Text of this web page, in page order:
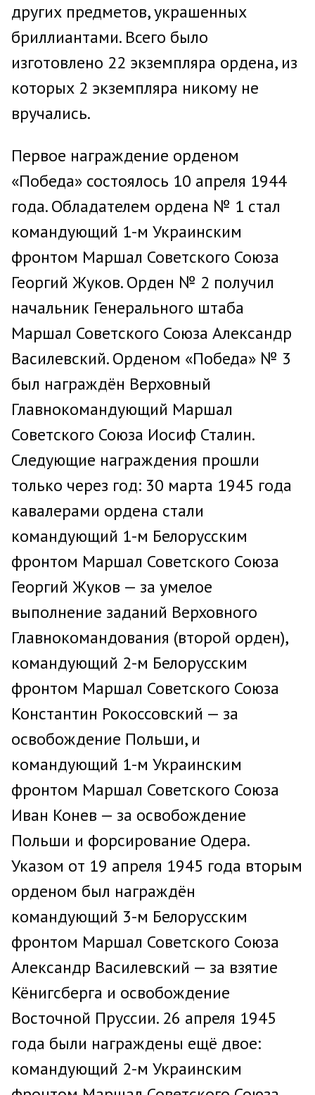
других предметов, украшенных
бриллиантами. Всего было
изготовлено 22 экземпляра ордена, из
которых 2 экземпляра никому не
вручались.
Первое награждение орденом
«Победа» состоялось 10 апреля 1944
года. Обладателем ордена № 1 стал
командующий 1-м Украинским
фронтом Маршал Советского Союза
Георгий Жуков. Орден № 2 получил
начальник Генерального штаба
Маршал Советского Союза Александр
Василевский. Орденом «Победа» № 3
был награждён Верховный
Главнокомандующий Маршал
Советского Союза Иосиф Сталин.
Следующие награждения прошли
только через год: 30 марта 1945 года
кавалерами ордена стали
командующий 1-м Белорусским
фронтом Маршал Советского Союза
Георгий Жуков — за умелое
выполнение заданий Верховного
Главнокомандования (второй орден),
командующий 2-м Белорусским
фронтом Маршал Советского Союза
Константин Рокоссовский — за
освобождение Польши, и
командующий 1-м Украинским
фронтом Маршал Советского Союза
Иван Конев — за освобождение
Польши и форсирование Одера.
Указом от 19 апреля 1945 года вторым
орденом был награждён
командующий 3-м Белорусским
фронтом Маршал Советского Союза
Александр Василевский — за взятие
Кёнигсберга и освобождение
Восточной Пруссии. 26 апреля 1945
года были награждены ещё двое:
командующий 2-м Украинским